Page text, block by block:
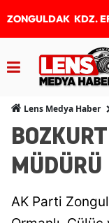
ZONGULDAK KDZ.
Lens Medya Haber
AK Parti